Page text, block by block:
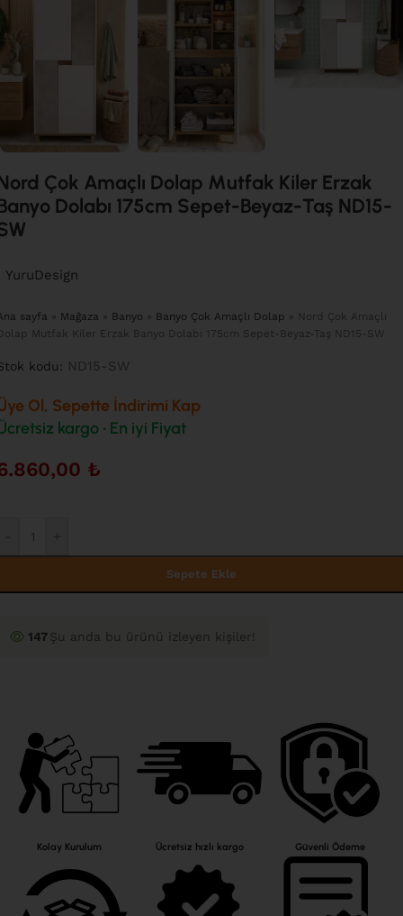
Çok Amaçlı Dolap Mutfak Kiler Erzak
Dolabı 175cm Sepet-Beyaz-Taş ND15-
YuruDesign
sayfa » Mağaza » Banyo » Banyo Çok Amaçlı Dolap »
Nord Çok Amaçlı
Mutfak Kiler Erzak Banyo Dolabı 175cm Sepet-Beyaz-Taş ND15-SW
kodu: ND15-SW
Ol, Sepette İndirimi Kap
kargo • En iyi Fiyat
₺
+
Sepete Ekle
147Şu anda bu ürünü izleyen kişiler!
Kolay Kurulum Ücretsiz hızlı kargo Güvenli Ödeme